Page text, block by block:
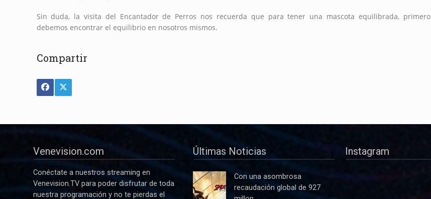
Sin duda, la visita del Encantador de Perros nos recuerda que para tener una mascota equilibrada, primero
debemos encontrar el equilibrio en nosotros mismos.
Compartir
Venevision.com
Conéctate a nuestros streaming en
Venevision.TV para poder disfrutar de toda
nuestra programación y no te pierdas el
Últimas Noticias
Con una asombrosa
recaudación global de 927
Instagram